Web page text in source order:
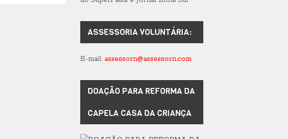
ASSESSORIA VOLUNTÁRIA:
E-mail: assessorn@assessorn.com
DOAÇÃO PARA REFORMA DA
CAPELA CASA DA CRIANÇA